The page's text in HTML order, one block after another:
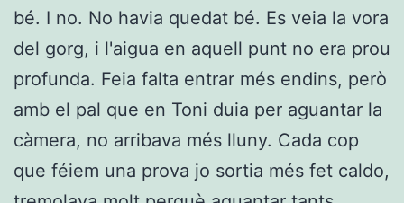
bé. I no. No havia quedat bé. Es veia la vora
del gorg, i l'aigua en aquell punt no era prou
profunda. Feia falta entrar més endins, però
amb el pal que en Toni duia per aguantar la
càmera, no arribava més lluny. Cada cop
que féiem una prova jo sortia més fet caldo,